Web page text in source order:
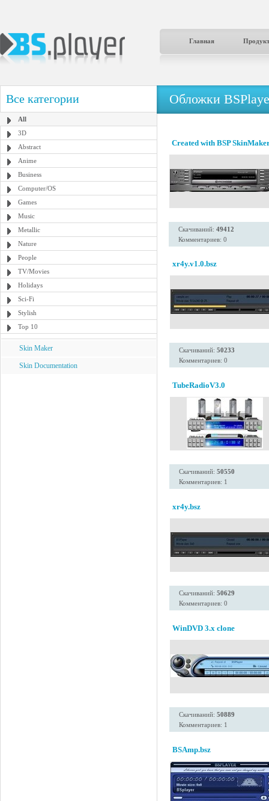
Главная
Все категории
All
3D
Abstract
Anime
Business
Computer/OS
Games
Music
Metallic
Nature
People
TV/Movies
Holidays
Sci-Fi
Stylish
Top 10
Skin Maker
Skin Documentation
Обложки
Created with BSP
Скачиваний: 49412
Комментариев: 0
xr4y.v1.0.bsz
Скачиваний: 50233
Комментариев: 0
TubeRadioV3.0
Скачиваний: 50550
Комментариев: 1
xr4y.bsz
Скачиваний: 50629
Комментариев: 0
WinDVD 3.x clone
Скачиваний: 50889
Комментариев: 1
BSAmp.bsz